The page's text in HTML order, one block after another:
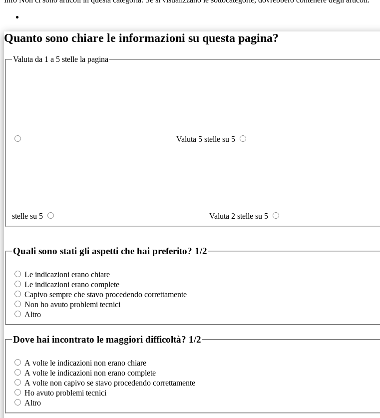
Quanto sono chiare le informazioni su questa pagina?
Valuta da 1 a 5 stelle la pagina
Valuta 5 stelle su 5
stelle su 5 Valuta 2 stelle su 5
Quali sono stati gli aspetti che hai preferito? 1/2
Le indicazioni erano chiare
Le indicazioni erano complete
Capivo sempre che stavo procedendo correttamente
Non ho avuto problemi tecnici
Altro
Dove hai incontrato le maggiori difficoltà? 1/2
A volte le indicazioni non erano chiare
A volte le indicazioni non erano complete
A volte non capivo se stavo procedendo correttamente
Ho avuto problemi tecnici
Altro